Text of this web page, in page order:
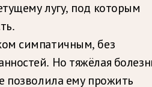
лугу, под которым
симпатичным, без
Но тяжёлая
позволила ему прожить